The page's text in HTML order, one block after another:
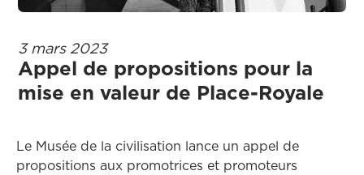
3 mars 2023
Appel de propositions pour la
mise en valeur de Place-Royale
Le Musée de la civilisation lance un appel de
propositions aux promotrices et promoteurs